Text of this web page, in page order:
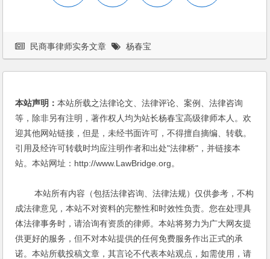
民商事律师实务文章 杨春宝
本站声明：本站所载之法律论文、法律评论、案例、法律咨询
等，除非另有注明，著作权人均为站长杨春宝高级律师本人。欢
迎其他网站链接，但是，未经书面许可，不得擅自摘编、转载。
引用及经许可转载时均应注明作者和出处"法律桥"，并链接本
站。本站网址：http://www.LawBridge.org。
本站所有内容（包括法律咨询、法律法规）仅供参考，不构
成法律意见，本站不对资料的完整性和时效性负责。您在处理具
体法律事务时，请洽询有资质的律师。本站将努力为广大网友提
供更好的服务，但不对本站提供的任何免费服务作出正式的承
诺。本站所载投稿文章，其言论不代表本站观点，如需使用，请